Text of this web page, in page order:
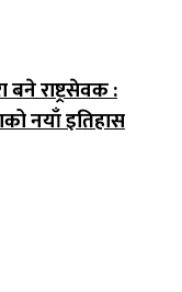
राष्ट्रसेवक :
नयाँ इतिहास